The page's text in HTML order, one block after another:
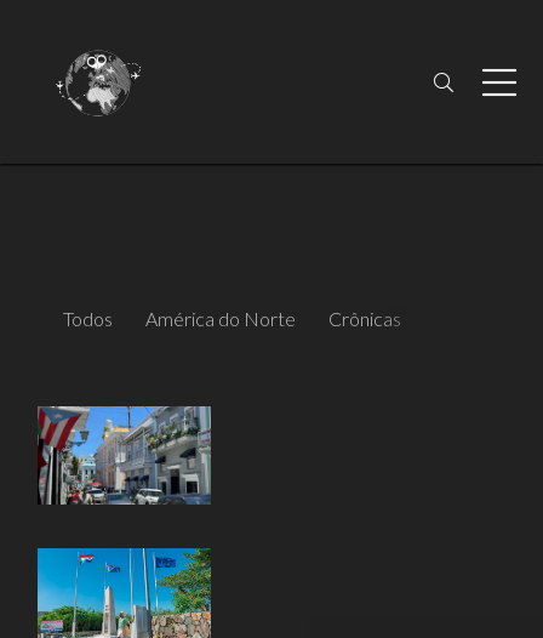
Todos América do Norte Crônicas